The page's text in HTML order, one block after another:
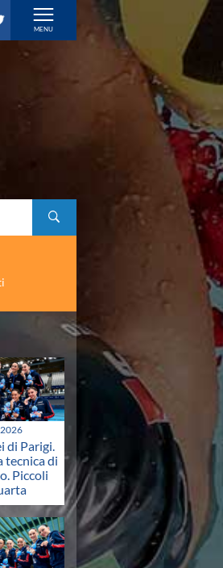
di Parigi.
tecnica di
Piccoli